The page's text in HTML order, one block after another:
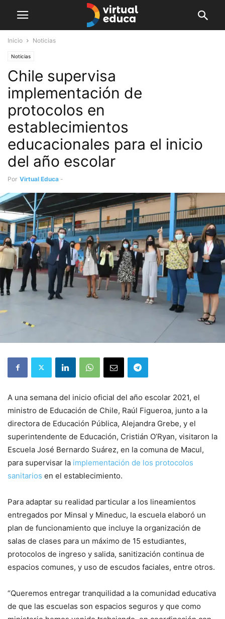
Inicio Noticias
Noticias
Chile supervisa
implementación de
protocolos en
establecimientos
educacionales para el inicio
del año escolar
Por Virtual Educa -
A una semana del inicio oficial del año escolar 2021, el
ministro de Educación de Chile, Raúl Figueroa, junto a la
directora de Educación Pública, Alejandra Grebe, y el
superintendente de Educación, Cristián O’Ryan, visitaron la
Escuela José Bernardo Suárez, en la comuna de Macul,
para supervisar la implementación de los protocolos
sanitarios en el establecimiento.
Para adaptar su realidad particular a los lineamientos
entregados por Minsal y Mineduc, la escuela elaboró un
plan de funcionamiento que incluye la organización de
salas de clases para un máximo de 15 estudiantes,
protocolos de ingreso y salida, sanitización continua de
espacios comunes, y uso de escudos faciales, entre otros.
“Queremos entregar tranquilidad a la comunidad educativa
de que las escuelas son espacios seguros y que como